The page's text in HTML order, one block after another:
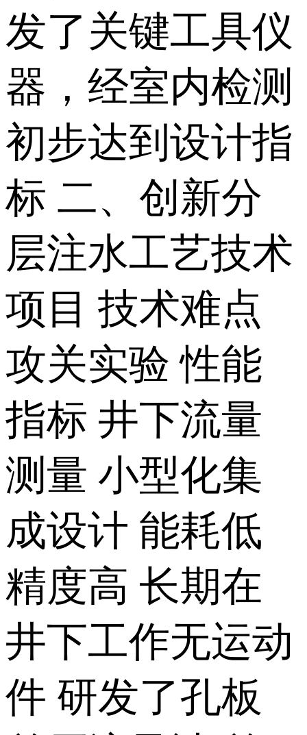
发了关键工具仪
器，经室内检测
初步达到设计指
标 二、创新分
层注水工艺技术
项目 技术难点
攻关实验 性能
指标 井下流量
测量 小型化集
成设计 能耗低
精度高 长期在
井下工作无运动
件 研发了孔板